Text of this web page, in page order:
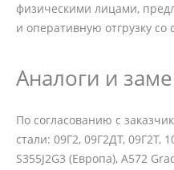
физическими лицами,
и оперативную отгрузку со
Аналоги и
По согласованию с
стали: 09Г2, 09Г2ДТ, 09Г2Т,
S355J2G3 (Европа), A572